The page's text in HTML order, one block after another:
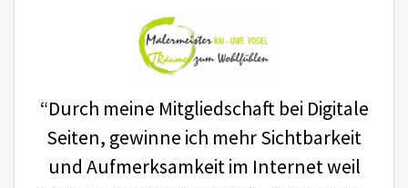
“Durch meine Mitgliedschaft bei Digitale
Seiten, gewinne ich mehr Sichtbarkeit
und Aufmerksamkeit im Internet weil